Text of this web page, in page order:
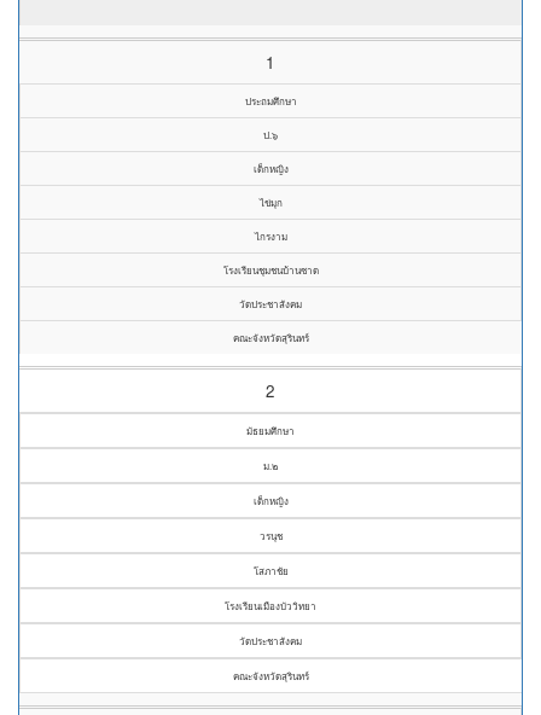
1
ประถมศึกษา
ป.๖
เด็กหญิง
ไข่มุก
ไกรงาม
โรงเรียนชุมชนบ้านซาด
วัดประชาสังคม
คณะจังหวัดสุรินทร์
2
มัธยมศึกษา
ม.๒
เด็กหญิง
วรนุช
โสภาชัย
โรงเรียนเมืองบัววิทยา
วัดประชาสังคม
คณะจังหวัดสุรินทร์